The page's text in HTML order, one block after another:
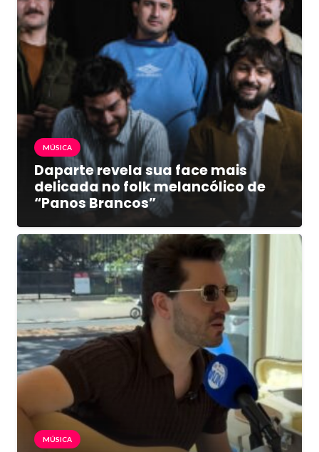
MÚSICA
Daparte revela sua face mais
delicada no folk melancólico de
“Panos Brancos”
MÚSICA